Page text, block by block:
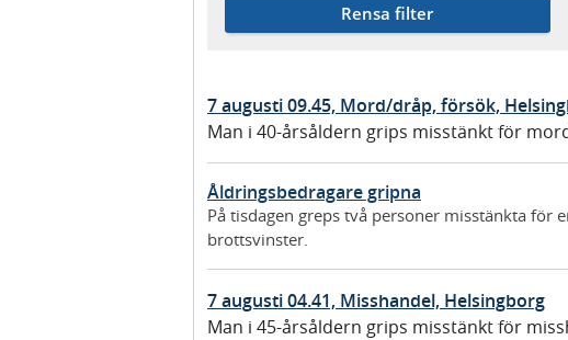
Rensa filter
7 augusti 09.45, Mord/dråp, försök,
Man i 40-årsåldern grips misstänkt för
Åldringsbedragare gripna
På tisdagen greps två personer misstänkta för
brottsvinster.
7 augusti 04.41, Misshandel, Helsingborg
Man i 45-årsåldern grips misstänkt för